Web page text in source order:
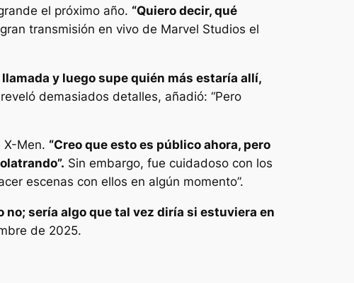
el próximo año. “Quiero decir, qué
transmisión en vivo de Marvel Studios el
y luego supe quién más estaría allí,
demasiados detalles, añadió: “Pero
X-Men. “Creo que esto es público ahora, pero
Sin embargo, fue cuidadoso con los
escenas con ellos en algún momento”.
no; sería algo que tal vez diría si estuviera en
de 2025.